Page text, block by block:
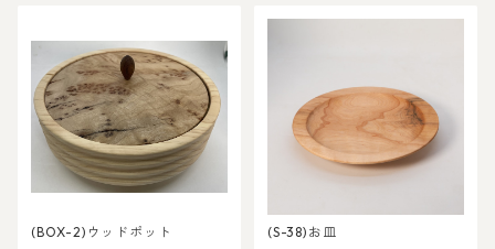
(BOX-2)ウッドポット (S-38)お皿